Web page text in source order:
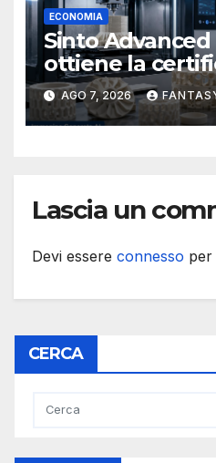
ECONOMIA
Sinto Advanced
ottiene la
9001 per la
ceramiche
AGO 7, 2026
Lascia un
Devi essere connesso per
CERCA